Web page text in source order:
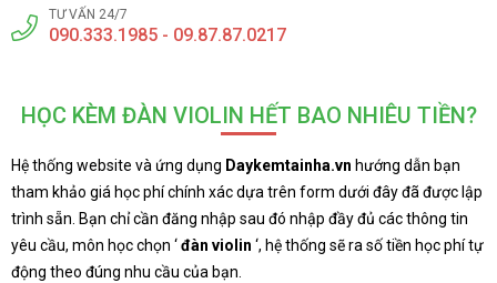
TƯ VẤN 24/7
090.333.1985 - 09.87.87.0217
HỌC KÈM ĐÀN VIOLIN HẾT BAO NHIÊU TIỀN?
Hệ thống website và ứng dụng Daykemtainha.vn hướng dẫn bạn
tham khảo giá học phí chính xác dựa trên form dưới đây đã được lập
trình sẵn. Bạn chỉ cần đăng nhập sau đó nhập đầy đủ các thông tin
yêu cầu, môn học chọn ‘đàn violin ‘, hệ thống sẽ ra số tiền học phí tự
động theo đúng nhu cầu của bạn.